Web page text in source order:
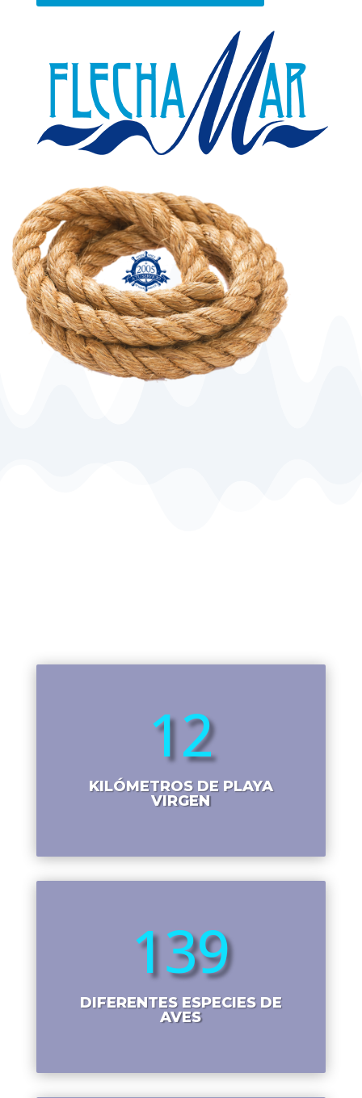
12
KILÓMETROS DE PLAYA
VIRGEN
139
DIFERENTES ESPECIES DE
AVES